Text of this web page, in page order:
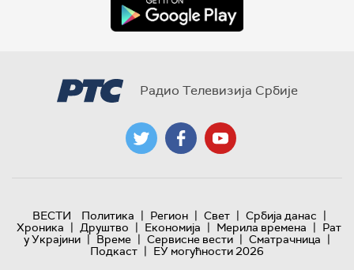
Радио Телевизија Србије
ВЕСТИ Политика | Регион | Свет | Србија данас |
Хроника | Друштво | Економија | Мерила времена | Рат
у Украјини | Време | Сервисне вести | Сматрачница |
Подкаст | ЕУ могућности 2026